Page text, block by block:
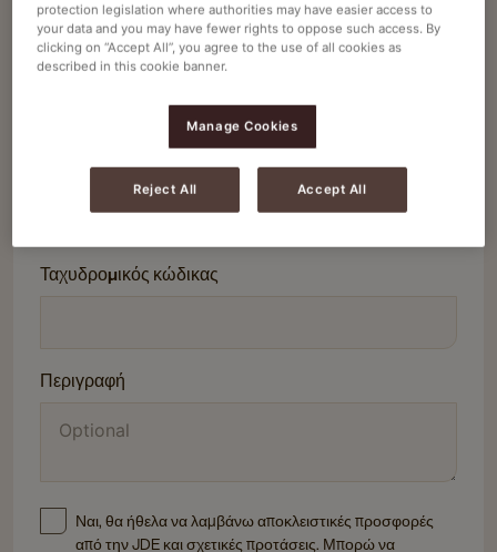
Αριθμός τηλεφώνου
Επωνυμία εταιρείας
Ταχυδρομικός κώδικας
Περιγραφή
Ναι, θα ήθελα να λαμβάνω αποκλειστικές προσφορές
από την JDE και σχετικές προτάσεις. Μπορώ να
protection legislation where authorities may have easier access to
your data and you may have fewer rights to oppose such access. By
clicking on “Accept All”, you agree to the use of all cookies as
described in this cookie banner.
Manage Cookies
Reject All Accept All